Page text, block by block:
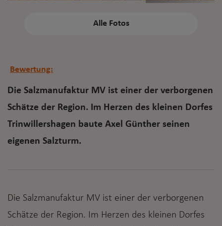
Alle Fotos
Bewertung:
Die Salzmanufaktur MV ist einer der verborgenen
Schätze der Region. Im Herzen des kleinen Dorfes
Trinwillershagen baute Axel Günther seinen
eigenen Salzturm.
Die Salzmanufaktur MV ist einer der verborgenen
Schätze der Region. Im Herzen des kleinen Dorfes